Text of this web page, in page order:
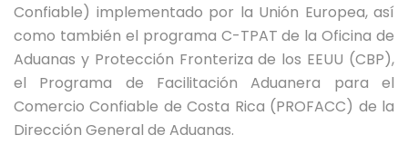
Confiable) implementado por la Unión Europea, así
como también el programa C-TPAT de la Oficina de
Aduanas y Protección Fronteriza de los EEUU (CBP),
el Programa de Facilitación Aduanera para el
Comercio Confiable de Costa Rica (PROFACC) de la
Dirección General de Aduanas.